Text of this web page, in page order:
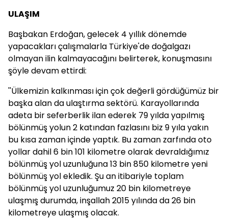
ULAŞIM
Başbakan Erdoğan, gelecek 4 yıllık dönemde
yapacakları çalışmalarla Türkiye'de doğalgazı
olmayan ilin kalmayacağını belirterek, konuşmasını
şöyle devam ettirdi:
''Ülkemizin kalkınması için çok değerli gördüğümüz bir
başka alan da ulaştırma sektörü. Karayollarında
adeta bir seferberlik ilan ederek 79 yılda yapılmış
bölünmüş yolun 2 katından fazlasını biz 9 yıla yakın
bu kısa zaman içinde yaptık. Bu zaman zarfında oto
yollar dahil 6 bin 101 kilometre olarak devraldığımız
bölünmüş yol uzunluğuna 13 bin 850 kilometre yeni
bölünmüş yol ekledik. Şu an itibariyle toplam
bölünmüş yol uzunluğumuz 20 bin kilometreye
ulaşmış durumda, inşallah 2015 yılında da 26 bin
kilometreye ulaşmış olacak.